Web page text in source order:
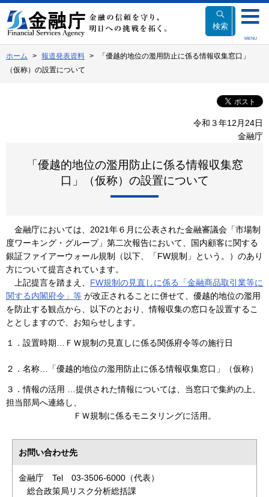
文
へ
動
検索
MENU
ホーム 報道発表資料
「優越的地位の濫用防止に係る情報収集窓口」
（仮称）の設置について
令和３年12月24日
金融庁
「優越的地位の濫用防止に係る情報収集窓
口」（仮称）の設置について
金融庁においては、2021年６月に公表された金融審議会「市場制
度ワーキング・グループ」第二次報告において、国内顧客に関する
銀証ファイアーウォール規制（以下、「FW規制」という。）のあり
方について提言されています。
上記提言を踏まえ、 FW規制の見直しに係る「金融商品取引業等に
関する内閣府令」等 が改正されることに併せて、優越的地位の濫用
を防止する観点から、以下のとおり、情報収集の窓口を設置するこ
ととしますので、お知らせします。
１．設置時期…ＦＷ規制の見直しに係る関係府令等の施行日
２．名称…「優越的地位の濫用防止に係る情報収集窓口」（仮称）
３．情報の活用 …提供された情報については、当窓口で集約の上、
担当部局へ連絡し、
ＦＷ規制に係るモニタリングに活用。
お問い合わせ先
金融庁 Tel 03-3506-6000（代表）
総合政策局リスク分析総括課